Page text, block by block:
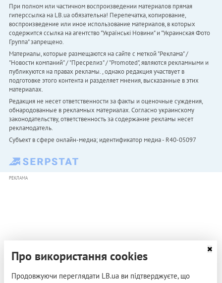
При полном или частичном воспроизведении материалов прямая
гиперссылка на LB.ua обязательна! Перепечатка, копирование,
воспроизведение или иное использование материалов, в которых
содержится ссылка на агентство "Українськi Новини" и "Украинская Фото
Группа" запрещено.
Материалы, которые размещаются на сайте с меткой "Реклама" /
"Новости компаний" / "Пресрелиз" / "Promoted", являются рекламными и
публикуются на правах рекламы. , однако редакция участвует в
подготовке этого контента и разделяет мнения, высказанные в этих
материалах.
Редакция не несет ответственности за факты и оценочные суждения,
обнародованные в рекламных материалах. Согласно украинскому
законодательству, ответственность за содержание рекламы несет
рекламодатель.
Субъект в сфере онлайн-медиа; идентификатор медиа - R40-05097
РЕКЛАМА
Про використання cookies
Продовжуючи переглядати LB.ua ви підтверджуєте, що